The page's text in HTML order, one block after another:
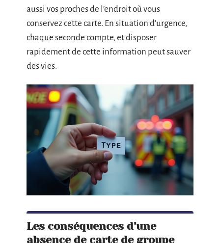
aussi vos proches de l’endroit où vous
conservez cette carte. En situation d’urgence,
chaque seconde compte, et disposer
rapidement de cette information peut sauver
des vies.
Les conséquences d’une
absence de carte de groupe